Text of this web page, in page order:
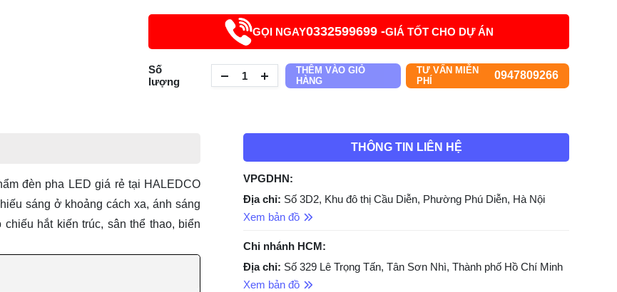
GỌI NGAY0332599699 -GIÁ TỐT CHO DỰ ÁN
Số
lượng
THÊM VÀO GIỎ
HÀNG
TƯ VẤN MIỄN
PHÍ
0947809266
đèn pha LED giá rẻtại HALEDCO
sáng ở khoảng cách xa, ánh sáng
hắt kiến trúc, sân thể thao, biển
THÔNG TIN LIÊN HỆ
VPGDHN:
Địa chỉ: Số 3D2, Khu đô thị Cầu Diễn, Phường Phú Diễn, Hà Nội
Xem bản đồ
Chi nhánh HCM:
Địa chỉ: Số 329 Lê Trọng Tấn, Tân Sơn Nhì, Thành phố Hồ Chí Minh
Xem bản đồ